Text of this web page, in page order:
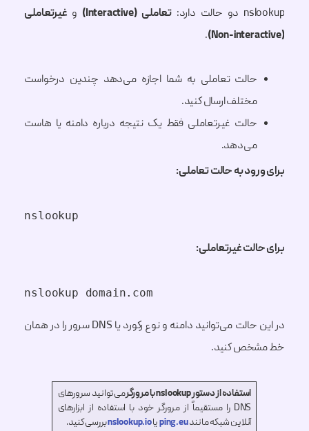
nslookup دو حالت دارد: تعاملی (Interactive) و غیرتعاملی
(Non-interactive)
.
حالت تعاملی به شما اجازه می‌دهد چندین درخواست
مختلف ارسال کنید.
حالت غیرتعاملی فقط یک نتیجه درباره دامنه یا هاست
می‌دهد.
برای ورود به حالت تعاملی:
nslookup
برای حالت غیرتعاملی:
nslookup domain.com
در این حالت می‌توانید دامنه و نوع رکورد یا DNS سرور را در همان
خط مشخص کنید.
استفاده از دستور nslookup با مرورگر
می‌توانید سرورهای
DNS را مستقیماً از مرورگر خود با استفاده از ابزارهای
آنلاین شبکه مانندping.euیاnslookup.ioبررسی کنید.